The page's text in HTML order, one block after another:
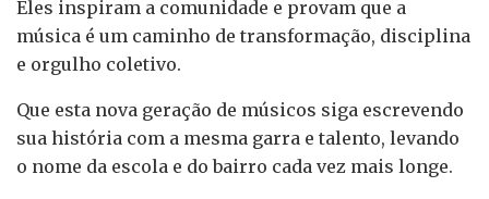
Eles inspiram a comunidade e provam que a
música é um caminho de transformação, disciplina
e orgulho coletivo.
Que esta nova geração de músicos siga escrevendo
sua história com a mesma garra e talento, levando
o nome da escola e do bairro cada vez mais longe.